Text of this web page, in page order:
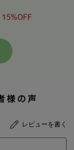
15%OFF